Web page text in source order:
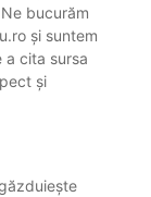
bucurăm
și suntem
a cita sursa
și